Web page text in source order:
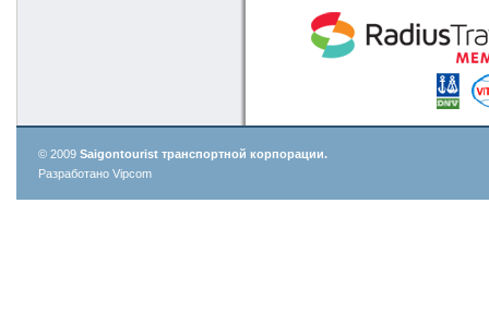
© 2009 Saigontourist транспортной корпорации.
Разработано Vipcom